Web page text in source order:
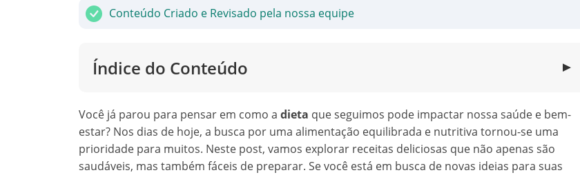
Conteúdo Criado e Revisado pela nossa equipe
Índice do Conteúdo ▼
Você já parou para pensar em como a dieta que seguimos pode impactar nossa saúde e bem-
estar? Nos dias de hoje, a busca por uma alimentação equilibrada e nutritiva tornou-se uma
prioridade para muitos. Neste post, vamos explorar receitas deliciosas que não apenas são
saudáveis, mas também fáceis de preparar. Se você está em busca de novas ideias para suas